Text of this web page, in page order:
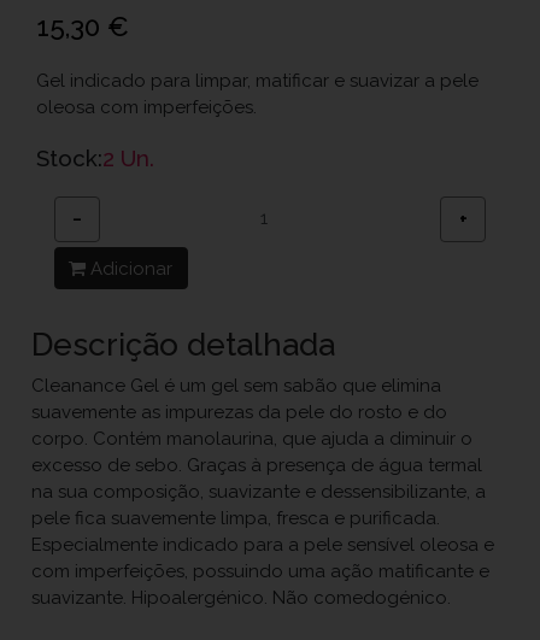
15,30 €
Gel indicado para limpar, matificar e suavizar a pele
oleosa com imperfeições.
Stock:2 Un.
− +
Adicionar
Descrição detalhada
Cleanance Gel é um gel sem sabão que elimina
suavemente as impurezas da pele do rosto e do
corpo. Contém manolaurina, que ajuda a diminuir o
excesso de sebo. Graças à presença de água termal
na sua composição, suavizante e dessensibilizante, a
pele fica suavemente limpa, fresca e purificada.
Especialmente indicado para a pele sensível oleosa e
com imperfeições, possuindo uma ação matificante e
suavizante. Hipoalergénico. Não comedogénico.